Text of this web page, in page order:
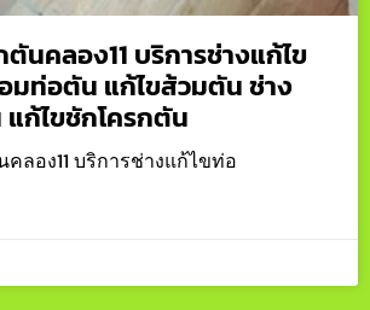
ตันคลอง11 บริการช่างแก้ไข
มท่อตัน แก้ไขส้วมตัน ช่าง
ก้ไขชักโครกตัน
ลอง11 บริการช่างแก้ไขท่อ